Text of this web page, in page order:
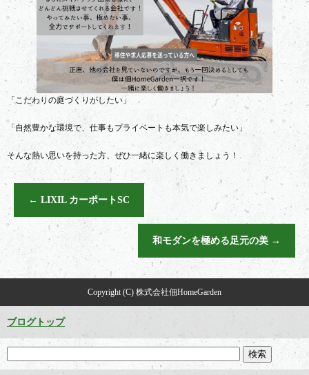
「こだわりの庭づくりがしたい」
「自然豊かな環境で、仕事もプライベートも本気で楽しみたい」
そんな熱い思いを持った方、ぜひ一緒に楽しく働きましょう！
← LIXIL カーポートSC
和モダンを極める足元の美 →
Copyright (C) 株式会社佃HomeGarden
ブログトップ